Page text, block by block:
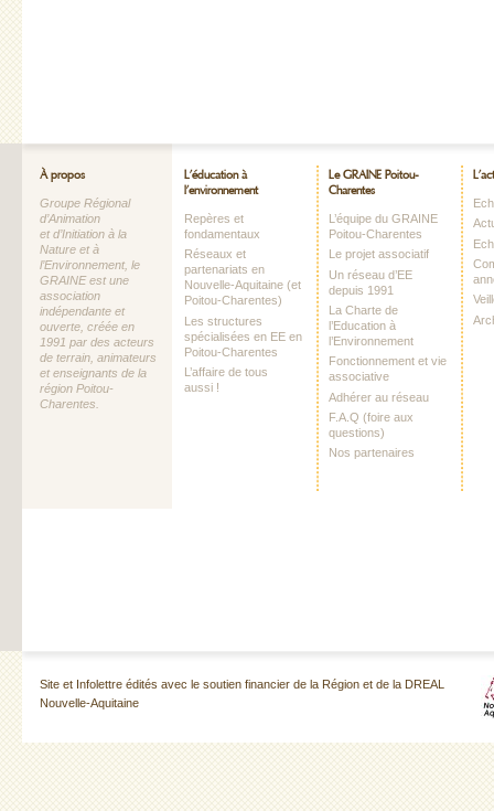
À propos
Groupe Régional
d’Animation
et d’Initiation à la
Nature et à
l’Environnement, le
GRAINE est une
association
indépendante et
ouverte, créée en
1991 par des acteurs
de terrain, animateurs
et enseignants de la
région Poitou-
Charentes.
L’éducation à
l’environnement
Repères et
fondamentaux
Réseaux et
partenariats en
Nouvelle-Aquitaine (et
Poitou-Charentes)
Les structures
spécialisées en EE en
Poitou-Charentes
L’affaire de tous
aussi !
Le GRAINE Poitou-
Charentes
L’équipe du GRAINE
Poitou-Charentes
Le projet associatif
Un réseau d’EE
depuis 1991
La Charte de
l’Education à
l’Environnement
Fonctionnement et vie
associative
Adhérer au réseau
F.A.Q (foire aux
questions)
Nos partenaires
Site et Infolettre édités avec le soutien financier de la Région et de la DREAL
Nouvelle-Aquitaine